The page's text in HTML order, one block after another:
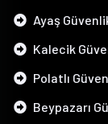
Ayaş
Kalecik
Polatlı
Beypazarı